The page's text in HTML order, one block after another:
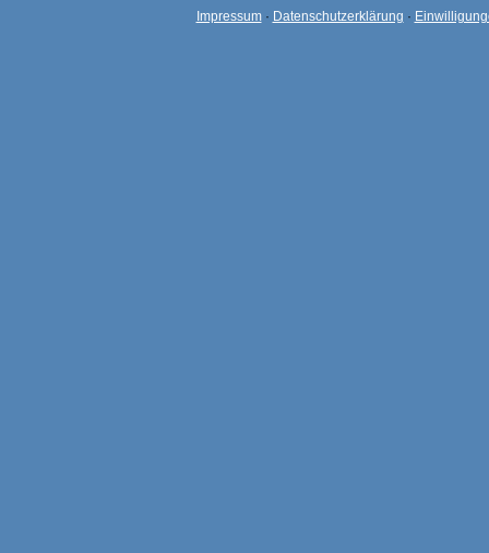
Impressum· Datenschutzerklärung ·